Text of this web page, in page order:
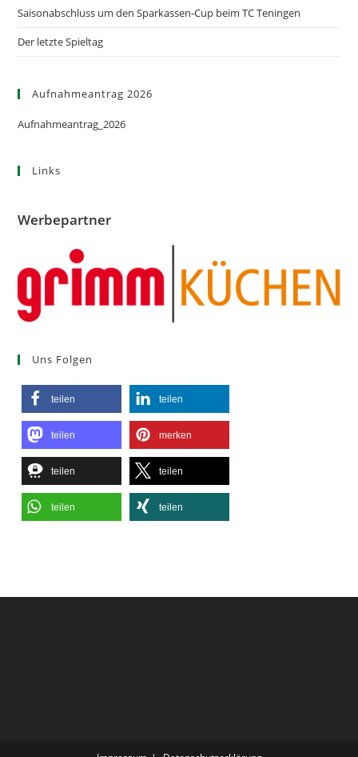
Saisonabschluss um den Sparkassen-Cup beim TC Teningen
Der letzte Spieltag
Aufnahmeantrag 2026
Aufnahmeantrag_2026
Links
Werbepartner
Uns Folgen
teilen teilen
teilen merken
teilen teilen
teilen teilen